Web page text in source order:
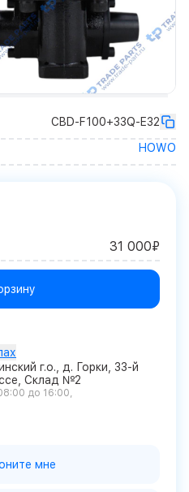
CBD-F100+33Q-E32
HOWO
31 000₽
г.о., д. Горки, 33-й
Склад №2
до 16:00
мне